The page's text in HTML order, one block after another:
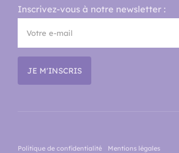
Inscrivez-vous à notre newsletter :
Politique de confidentialité Mentions légales